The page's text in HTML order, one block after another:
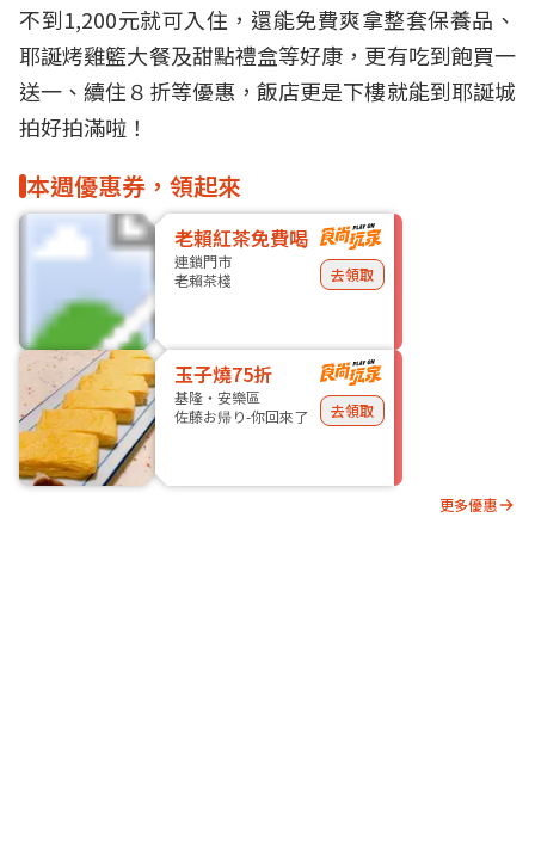
不到1,200元就可入住，還能免費爽拿整套保養品、
耶誕烤雞籃大餐及甜點禮盒等好康，更有吃到飽買一
送一、續住８折等優惠， 飯店更是下樓就能到耶誕城
拍好拍滿啦！
本週優惠券，領起來
老賴紅茶免費喝
連鎖門市
老賴茶棧
去領取
玉子燒75折
基隆・安樂區
佐藤お帰り-你回來了
去領取
更多優惠